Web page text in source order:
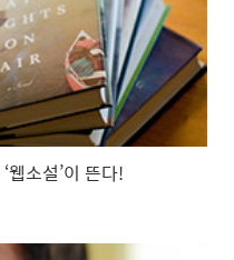
웹소설’이 뜬다!